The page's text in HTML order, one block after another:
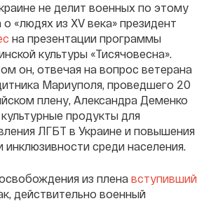
не делит военных по этому
«людях из XV века» президент
на презентации программы
культуры «Тисячовесна».
он, отвечая на вопрос ветерана
Мариуполя, проведшего 20
плену, Александра Деменко
продукты для
ЛГБТ в Украине и повышения
инклюзивности среди населения.
из плена вступивший
действительно военный